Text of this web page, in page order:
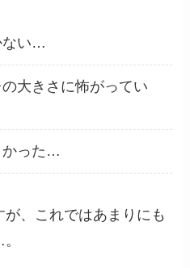
ない…
大きさに怖がってい
かった…
、これではあまりにも